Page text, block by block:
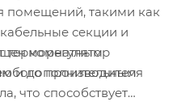
помещений, такими как
секции и
терморегулятор
производителя
комнатным
и дополнительным
что способствует